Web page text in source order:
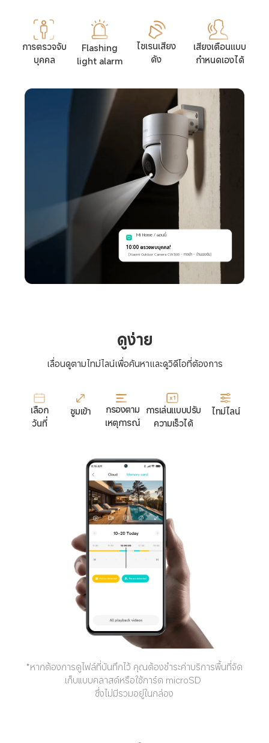
Mi Home / ตอนนี้
10:00 ตรวจพบบุคคล!
[Xiaomi Outdoor Camera CW300 - ทางเข้า - บ้านของฉัน]
การตรวจจับ
บุคคล
Flashing
light alarm
ไซเรนเสียง
ดัง
เสียงเตือนแบบ
กำหนดเองได้
ดูง่าย
เลื่อนดูตามไทม์ไลน์เพื่อค้นหาและดูวิดีโอที่ต้องการ
เลือก
วันที่
ซูมเข้า
กรองตาม
เหตุการณ์
การเล่นแบบปรับ
ความเร็วได้
ไทม์ไลน์
*หากต้องการดูไฟล์ที่บันทึกไว้ คุณต้องชำระค่าบริการพื้นที่จัด
เก็บแบบคลาสด์หรือใช้การ์ด microSD
ซึ่งไม่มีรวมอยู่ในกล่อง